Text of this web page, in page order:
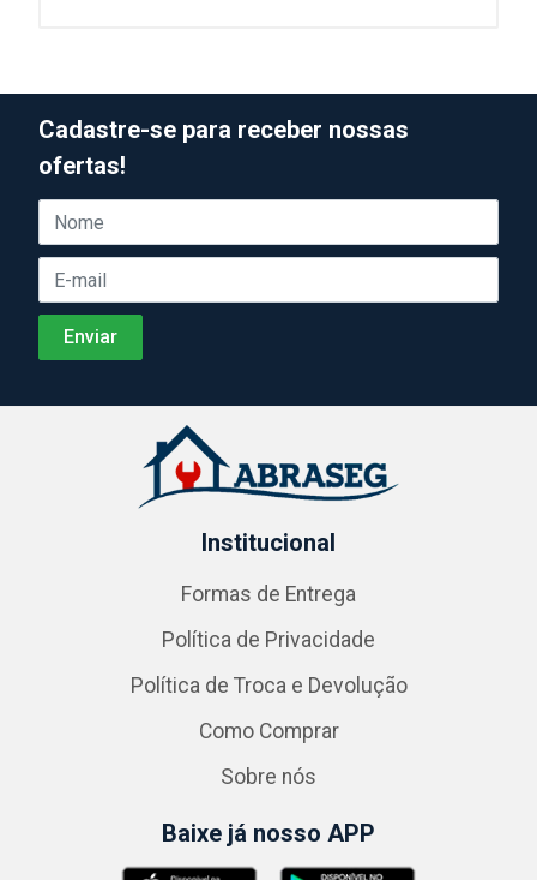
Cadastre-se para receber nossas
ofertas!
Institucional
Formas de Entrega
Política de Privacidade
Política de Troca e Devolução
Como Comprar
Sobre nós
Baixe já nosso APP